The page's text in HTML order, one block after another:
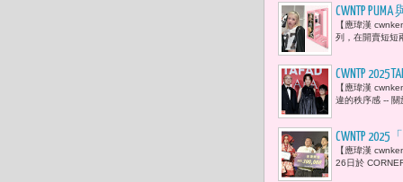
CWNTP
下的我，
【應瑋漢
列，在開賣短短
CWNTP
界與跨界
【應瑋漢
違的秩序感 --
CWNTP
之作〈擬
【應瑋漢
26日於